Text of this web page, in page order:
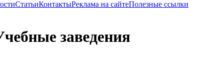
СтатьиКонтактыРеклама на сайтеПолезные ссылки
заведения